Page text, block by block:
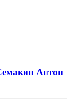
Антон